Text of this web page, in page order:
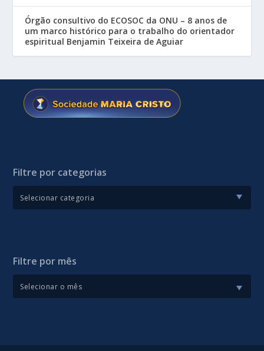
Órgão consultivo do ECOSOC da ONU – 8 anos de
um marco histórico para o trabalho do orientador
espiritual Benjamin Teixeira de Aguiar
Filtre por categorias
Filtre por mês